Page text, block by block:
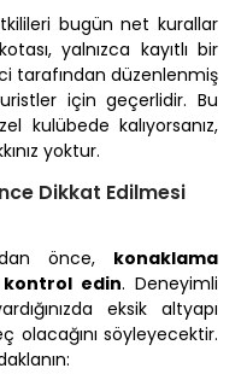
bugün net kurallar
yalnızca kayıtlı bir
tarafından düzenlenmiş
için geçerlidir. Bu
kulübede kalıyorsanız,
yoktur.
Dikkat Edilmesi
önce, konaklama
kontrol edin. Deneyimli
eksik altyapı
olacağını söyleyecektir.